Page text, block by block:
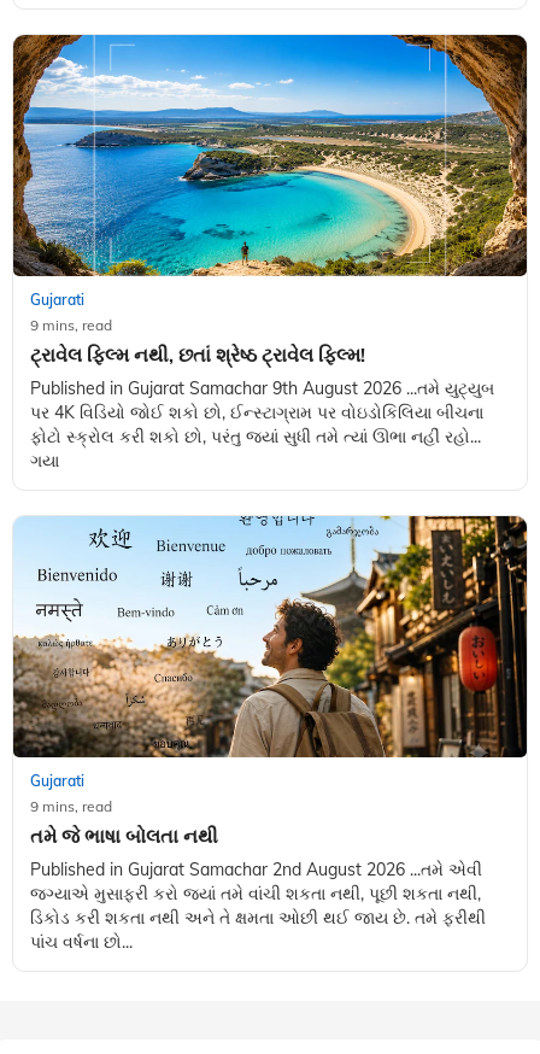
Gujarati
9 mins, read
ટ્રાવેલ ફિલ્મ નથી, છતાં શ્રેષ્ઠ ટ્રાવેલ ફિલ્મ!
Published in Gujarat Samachar 9th August 2026 ...તમે યુટ્યુબ
પર 4K વિડિયો જોઈ શકો છો, ઈન્સ્ટાગ્રામ પર વોઇડોકિલિયા બીચના
ફોટો સ્ક્રોલ કરી શકો છો, પરંતુ જ્યાં સુધી તમે ત્યાં ઊભા નહીં રહો...
ગયા
Gujarati
9 mins, read
તમે જે ભાષા બોલતા નથી
Published in Gujarat Samachar 2nd August 2026 ...તમે એવી
જગ્યાએ મુસાફરી કરો જ્યાં તમે વાંચી શકતા નથી, પૂછી શકતા નથી,
ડિકોડ કરી શકતા નથી અને તે ક્ષમતા ઓછી થઈ જાય છે. તમે ફરીથી
પાંચ વર્ષના છો...